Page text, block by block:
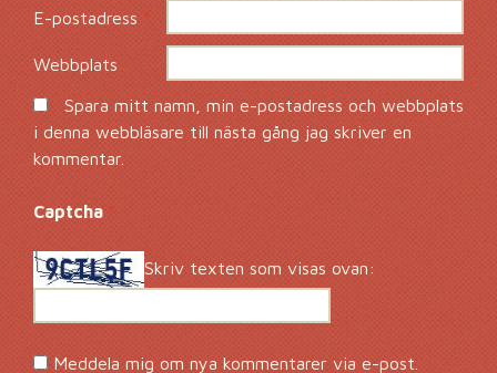
E-postadress *
Webbplats
Spara mitt namn, min e-postadress och webbplats
i denna webbläsare till nästa gång jag skriver en
kommentar.
Captcha*
Skriv texten som visas ovan:
Meddela mig om nya kommentarer via e-post.